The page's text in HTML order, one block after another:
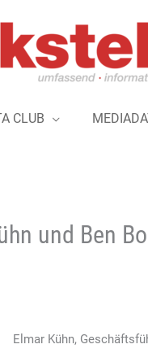
CLUB
und Ben
Elmar Kühn,